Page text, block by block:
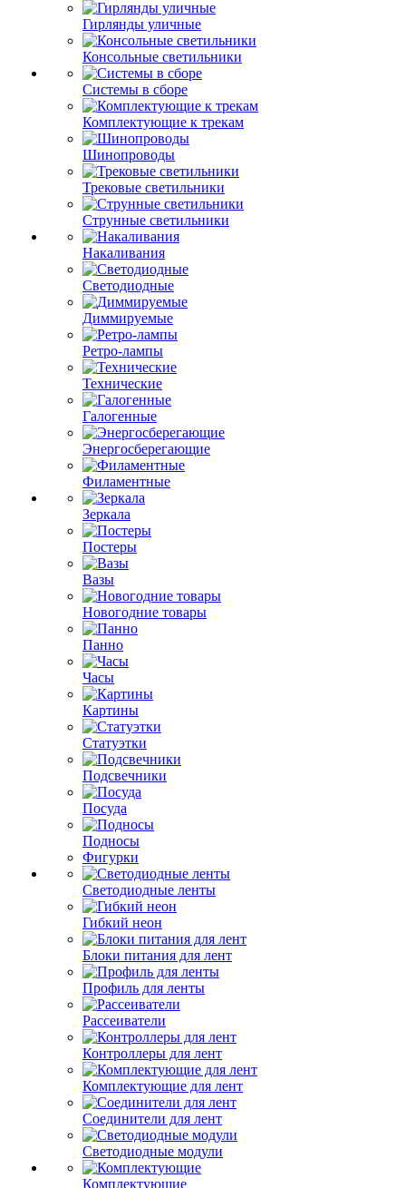
Гирлянды уличные
Консольные светильники
Системы в сборе
Комплектующие к трекам
Шинопроводы
Трековые светильники
Струнные светильники
Накаливания
Светодиодные
Диммируемые
Ретро-лампы
Технические
Галогенные
Энергосберегающие
Филаментные
Зеркала
Постеры
Вазы
Новогодние товары
Панно
Часы
Картины
Статуэтки
Подсвечники
Посуда
Подносы
Фигурки
Светодиодные ленты
Гибкий неон
Блоки питания для лент
Профиль для ленты
Рассеиватели
Контроллеры для лент
Комплектующие для лент
Соединители для лент
Светодиодные модули
Комплектующие